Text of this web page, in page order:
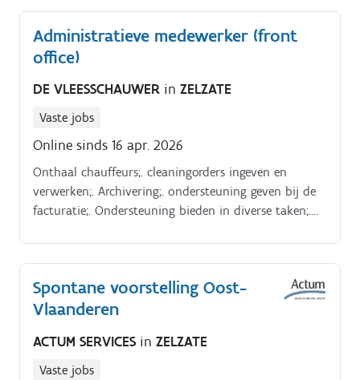
Administratieve medewerker (front
office)
DE VLEESSCHAUWER in ZELZATE
Vaste jobs
Online sinds 16 apr. 2026
Onthaal chauffeurs;. cleaningorders ingeven en
verwerken;. Archivering;. ondersteuning geven bij de
facturatie;. Ondersteuning bieden in diverse taken;.
Spontane voorstelling Oost-
Vlaanderen
ACTUM SERVICES in ZELZATE
Vaste jobs